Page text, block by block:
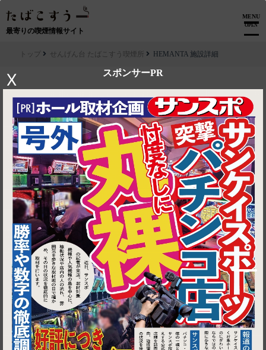
最寄りの喫煙情報サイト
MENU
OPEN
スポンサーPR
X
1
トップ せんげん台 たばこすう喫煙所 HEMANTA 施設詳細
▶ ルートを見る
せんげん台 たばこすう喫煙所│HEMANTA